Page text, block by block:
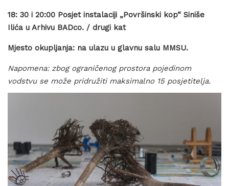
18: 30 i 20:00 Posjet instalaciji „Površinski kop“ Siniše
Ilića u Arhivu BADco. / drugi kat
Mjesto okupljanja: na ulazu u glavnu salu MMSU.
Napomena: zbog ograničenog prostora pojedinom
vodstvu se može pridružiti maksimalno 15 posjetitelja.